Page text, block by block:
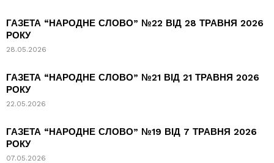
ГАЗЕТА “НАРОДНЕ СЛОВО” №22 ВІД 28 ТРАВНЯ 2026
РОКУ
28.05.2026
ГАЗЕТА “НАРОДНЕ СЛОВО” №21 ВІД 21 ТРАВНЯ 2026
РОКУ
22.05.2026
ГАЗЕТА “НАРОДНЕ СЛОВО” №19 ВІД 7 ТРАВНЯ 2026
РОКУ
07.05.2026